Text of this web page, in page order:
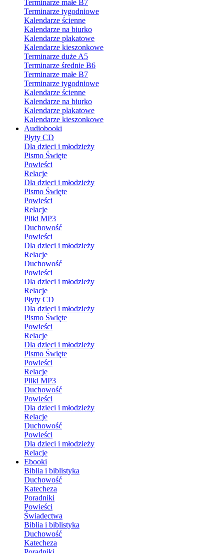
Terminarze małe B7
Terminarze tygodniowe
Kalendarze ścienne
Kalendarze na biurko
Kalendarze plakatowe
Kalendarze kieszonkowe
Terminarze duże A5
Terminarze średnie B6
Terminarze małe B7
Terminarze tygodniowe
Kalendarze ścienne
Kalendarze na biurko
Kalendarze plakatowe
Kalendarze kieszonkowe
Audiobooki
Płyty CD
Dla dzieci i młodzieży
Pismo Święte
Powieści
Relacje
Dla dzieci i młodzieży
Pismo Święte
Powieści
Relacje
Pliki MP3
Duchowość
Powieści
Dla dzieci i młodzieży
Relacje
Duchowość
Powieści
Dla dzieci i młodzieży
Relacje
Płyty CD
Dla dzieci i młodzieży
Pismo Święte
Powieści
Relacje
Dla dzieci i młodzieży
Pismo Święte
Powieści
Relacje
Pliki MP3
Duchowość
Powieści
Dla dzieci i młodzieży
Relacje
Duchowość
Powieści
Dla dzieci i młodzieży
Relacje
Ebooki
Biblia i biblistyka
Duchowość
Katecheza
Poradniki
Powieści
Świadectwa
Biblia i biblistyka
Duchowość
Katecheza